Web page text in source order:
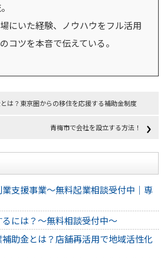
にいた経験、ノウハウをフル活用
コツを本音で伝えている。
は？東京圏からの移住を応援する補助金制度
青梅市で会社を設立する方法！
支援事業～無料起業相談受付中｜専
には？～無料相談受付中～
助金とは？店舗再活用で地域活性化